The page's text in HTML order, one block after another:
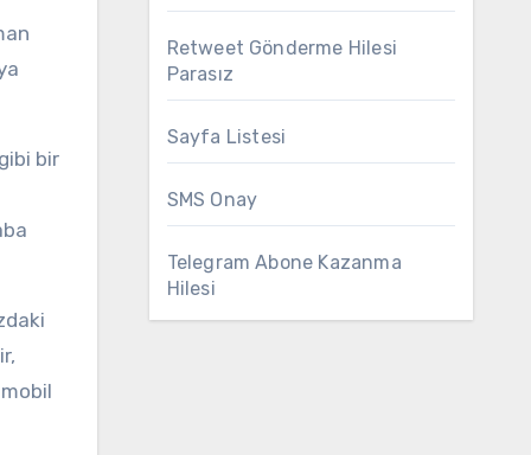
bir
Retweet Gönderme Hilesi
Parasız
Sayfa Listesi
SMS Onay
Telegram Abone Kazanma
Hilesi